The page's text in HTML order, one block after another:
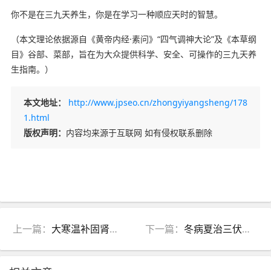
你不是在三九天养生，你是在学习一种顺应天时的智慧。
（本文理论依据源自《黄帝内经·素问》“四气调神大论”及《本草纲
目》谷部、菜部，旨在为大众提供科学、安全、可操作的三九天养
生指南。）
本文地址：
http://www.jpseo.cn/zhongyiyangsheng/178
1.html
版权声明： 内容均来源于互联网 如有侵权联系删除
上一篇： 大寒温补固肾吃什么好？中医“冬藏固本”分型食养指南 下一篇： 冬病夏治三伏贴什么时候贴？中医“择时贴敷”全攻略